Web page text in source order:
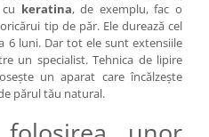
keratina, de exemplu, fac o
tip de păr. Ele durează cel
6 luni. Dar tot ele sunt extensiile
un specialist. Tehnica de lipire
un aparat care încălzește
părul tău natural.